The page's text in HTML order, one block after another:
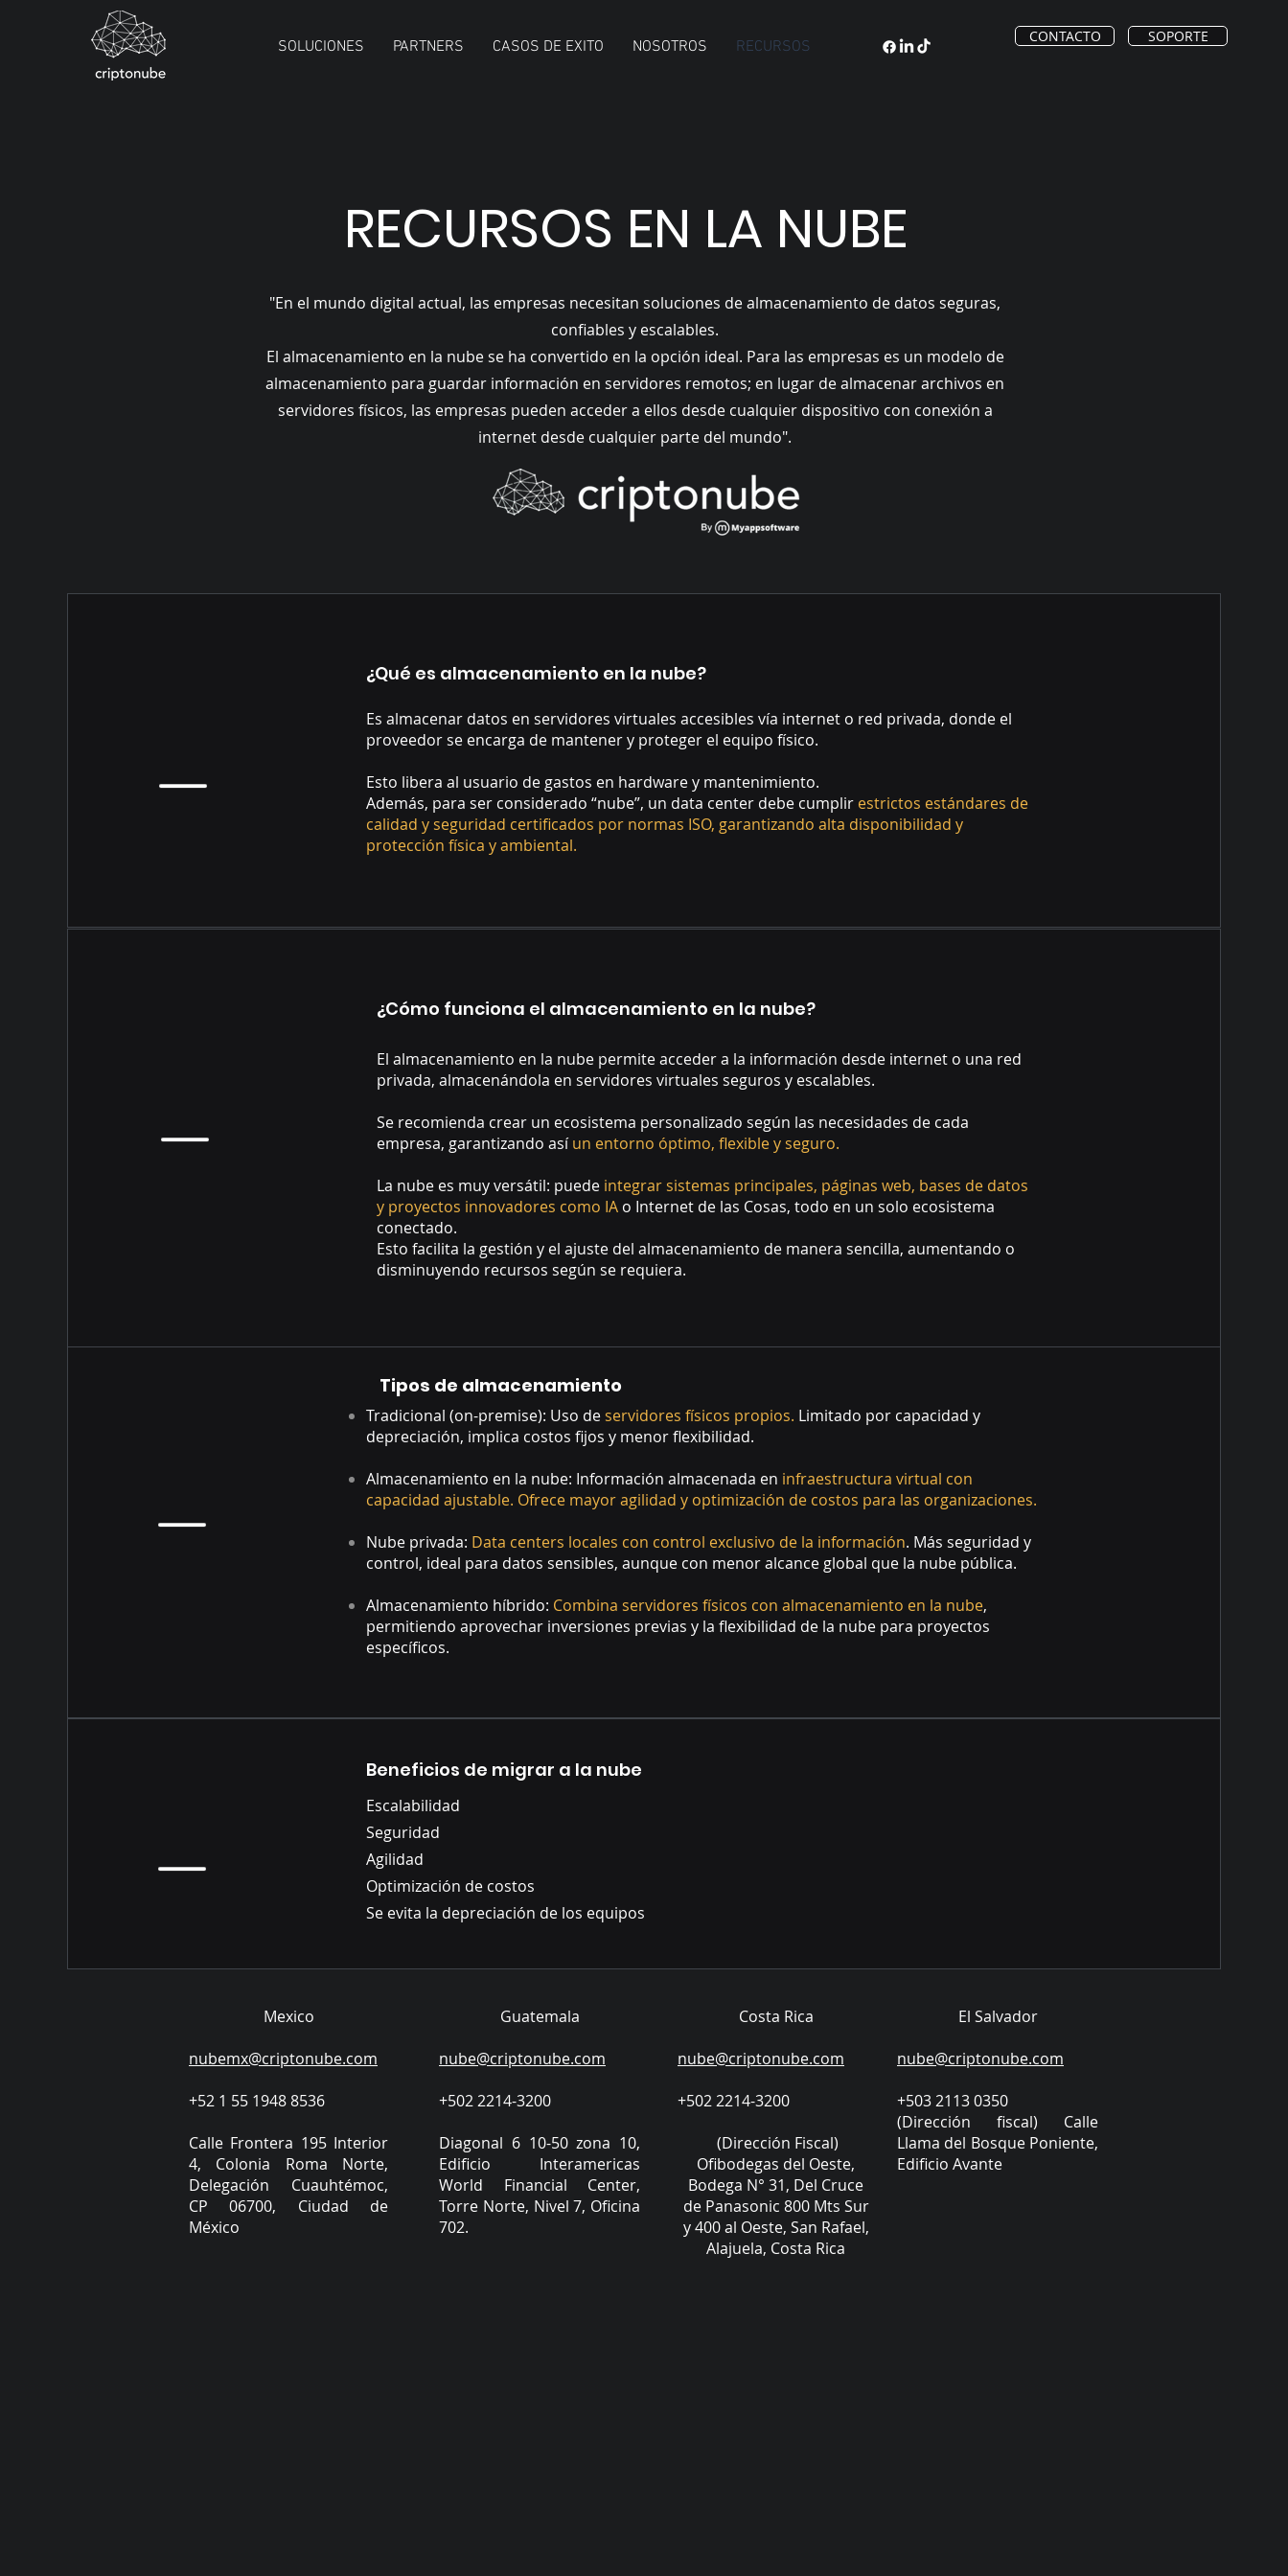
SOLUCIONES PARTNERS CASOS DE EXITO NOSOTROS RECURSOS
CONTACTO SOPORTE
RECURSOS EN LA NUBE
"En el mundo digital actual, las empresas necesitan soluciones de almacenamiento de datos seguras,
confiables y escalables.
El almacenamiento en la nube se ha convertido en la opción ideal. Para las empresas es un modelo de
almacenamiento para guardar información en servidores remotos; en lugar de almacenar archivos en
servidores físicos, las empresas pueden acceder a ellos desde cualquier dispositivo con conexión a
internet desde cualquier parte del mundo".
¿Qué es almacenamiento en la nube?
Es almacenar datos en servidores virtuales accesibles vía internet o red privada, donde el
proveedor se encarga de mantener y proteger el equipo físico.
Esto libera al usuario de gastos en hardware y mantenimiento.
Además, para ser considerado “nube”, un data center debe cumplir estrictos estándares de
calidad y seguridad certificados por normas ISO, garantizando alta disponibilidad y
protección física y ambiental.
¿Cómo funciona el almacenamiento en la nube?
El almacenamiento en la nube permite acceder a la información desde internet o una red
privada, almacenándola en servidores virtuales seguros y escalables.
Se recomienda crear un ecosistema personalizado según las necesidades de cada
empresa, garantizando asíun entorno óptimo, flexible y seguro.
La nube es muy versátil: puede integrar sistemas principales, páginas web, bases de datos
y proyectos innovadores como IA o Internet de las Cosas, todo en un solo ecosistema
conectado.
Esto facilita la gestión y el ajuste del almacenamiento de manera sencilla, aumentando o
disminuyendo recursos según se requiera.
Tipos de almacenamiento
Tradicional (on-premise): Uso deservidores físicos propios. Limitado por capacidad y
depreciación, implica costos fijos y menor flexibilidad.
Almacenamiento en la nube: Información almacenada en infraestructura virtual con
capacidad ajustable. Ofrece mayor agilidad y optimización de costos para las organizaciones.
Nube privada: Data centers locales con control exclusivo de la información. Más seguridad y
control, ideal para datos sensibles, aunque con menor alcance global que la nube pública.
Almacenamiento híbrido: Combina servidores físicos con almacenamiento en la nube,
permitiendo aprovechar inversiones previas y la flexibilidad de la nube para proyectos
específicos.
Beneficios de migrar a la nube
Escalabilidad
Seguridad
Agilidad
Optimización de costos
Se evita la depreciación de los equipos
Mexico
nubemx@criptonube.com
+52 1 55 1948 8536​
​Calle Frontera 195 Interior
4, Colonia Roma Norte,
Delegación Cuauhtémoc,
CP 06700, Ciudad de
México
Guatemala
nube@criptonube.com
​+502 2214-3200
Diagonal 6 10-50 zona 10,
Edificio Interamericas
World Financial Center,
Torre Norte, Nivel 7, Oficina
702.
Costa Rica​
nube@criptonube.com
+502 2214-3200
​ (Dirección Fiscal)
Ofibodegas del Oeste,
Bodega N° 31, Del Cruce
de Panasonic 800 Mts Sur
y 400 al Oeste, San Rafael,
Alajuela, Costa Rica
El Salvador
nube@criptonube.com
+503 2113 0350
(Dirección fiscal) Calle
Llama del Bosque Poniente,
Edificio Avante